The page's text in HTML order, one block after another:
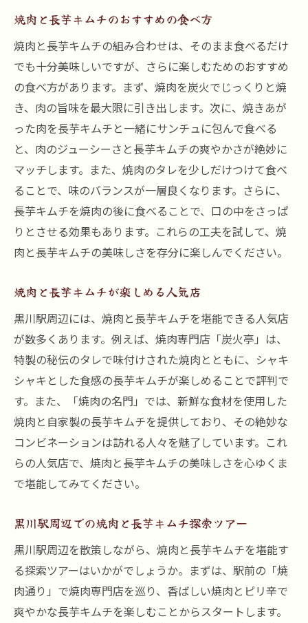
焼肉と長芋キムチのおすすめの食べ方
焼肉と長芋キムチの組み合わせは、そのまま食べるだけ
でも十分美味しいですが、さらに楽しむためのおすすめ
の食べ方があります。まず、焼肉を炭火でじっくりと焼
き、肉の旨味を最大限に引き出します。次に、焼きあが
った肉を長芋キムチと一緒にサンチュに包んで食べる
と、肉のジューシーさと長芋キムチの爽やかさが絶妙に
マッチします。また、焼肉のタレを少しだけつけて食べ
ることで、味のバランスが一層良くなります。さらに、
長芋キムチを焼肉の後に食べることで、口の中をさっぱ
りとさせる効果もあります。これらの工夫を試して、焼
肉と長芋キムチの美味しさを存分に楽しんでください。
焼肉と長芋キムチが楽しめる人気店
黒川駅周辺には、焼肉と長芋キムチを堪能できる人気店
が数多くあります。例えば、焼肉専門店「炭火亭」は、
特製の秘伝のタレで味付けされた焼肉とともに、シャキ
シャキとした食感の長芋キムチが楽しめることで評判で
す。また、「焼肉の名門」では、新鮮な食材を使用した
焼肉と自家製の長芋キムチを提供しており、その絶妙な
コンビネーションは訪れる人々を魅了しています。これ
らの人気店で、焼肉と長芋キムチの美味しさを心ゆくま
で堪能してみてください。
黒川駅周辺での焼肉と長芋キムチ探索ツアー
黒川駅周辺を散策しながら、焼肉と長芋キムチを堪能す
る探索ツアーはいかがでしょうか。まずは、駅前の「焼
肉通り」で焼肉専門店を巡り、香ばしい焼肉とピリ辛で
爽やかな長芋キムチを楽しむことからスタートします。